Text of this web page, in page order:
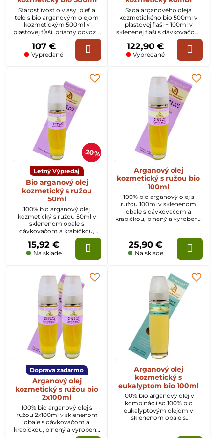
Starostlivosť o vlasy, pleť a
telo s bio arganovým olejom
kozmetickým 500ml v
plastovej fľaši, priamy dovoz z
Vypredané
107 €
Sada arganového oleja
kozmetického bio 500ml v
plastovej fľaši + 100ml v
sklenenej fľaši s dávkovačom
Vypredané
122,90 €
20%
Letný Výpredaj
Bio arganový olej
kozmetický s ružou
50ml
100% bio arganový olej
kozmetický s ružou 50ml v
sklenenom obale s
dávkovačom a krabičkou,
vyrobený a plnený priamo v
Maroku
Na sklade
15,92 €
Arganový olej
kozmetický s ružou bio
100ml
100% bio arganový olej s
ružou 100ml v sklenenom
obale s dávkovačom a
krabičkou, plnený a vyrobený
Na sklade
25,90 €
Doprava zadarmo
Arganový olej
kozmetický s ružou bio
2x100ml
100% bio arganový olej s
ružou 2x100ml v sklenenom
obale s dávkovačom a
krabičkou, plnený a vyrobený
Arganový olej
kozmetický s
eukalyptom bio 100ml
100% bio arganový olej v
kombinácii so 100% bio
eukalyptovým olejom v
sklenenom obale s